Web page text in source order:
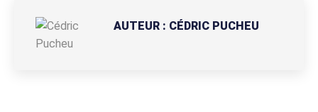
AUTEUR : CÉDRIC PUCHEU